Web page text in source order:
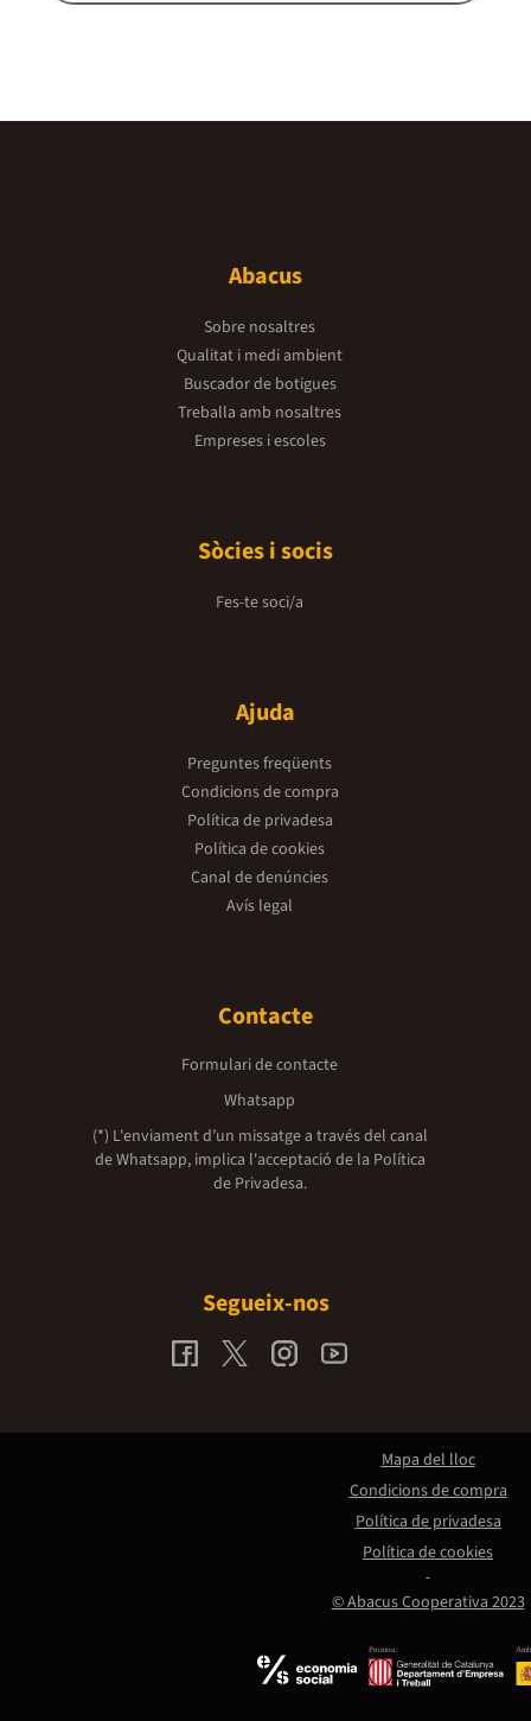
Abacus
Sobre nosaltres
Qualitat i medi ambient
Buscador de botigues
Treballa amb nosaltres
Empreses i escoles
Sòcies i socis
Fes-te soci/a
Ajuda
Preguntes freqüents
Condicions de compra
Política de privadesa
Política de cookies
Canal de denúncies
Avís legal
Contacte
Formulari de contacte
Whatsapp
(*) L'enviament d’un missatge a través del canal
de Whatsapp, implica l'acceptació de la Política
de Privadesa.
Segueix-nos
Promou:
© Abacus Cooperativa 2023
Mapa del lloc
Condicions de compra
Política de privadesa
Política de cookies